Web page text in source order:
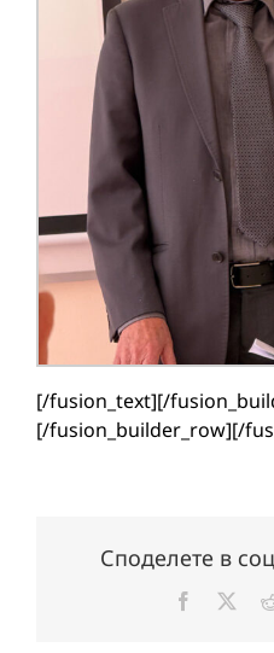
[/fusion_text][/
[/fusion_builder_row][/
Споделете в
Facebook